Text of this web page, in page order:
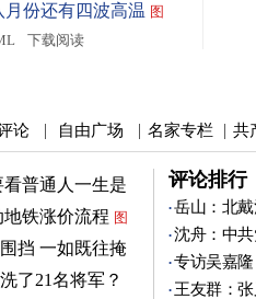
份还有四波高温 图
下载阅读
论 | 自由广场 | 名家专栏 | 共
普通人一生是
铁涨价流程 图
挡 一如既往掩
了21名将军？
评论排行
岳山：北
沈舟：中
专访吴嘉
王友群：